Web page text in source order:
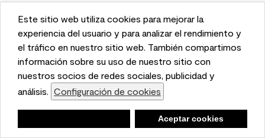
This website uses cookies to enhance user experience
and to analyze performance and traffic on our website.
We also share information about your use of our site
with our social media, advertising, and analytics
partners. Cookie Settings
Accept Cookies
Este sitio web utiliza cookies para mejorar la
experiencia del usuario y para analizar el rendimiento y
el tráfico en nuestro sitio web. También compartimos
información sobre su uso de nuestro sitio con
nuestros socios de redes sociales, publicidad y
análisis. Configuración de cookies
Aceptar cookies
Q: What Aura paint color
should I use in north facing
entryway?
1 Answer